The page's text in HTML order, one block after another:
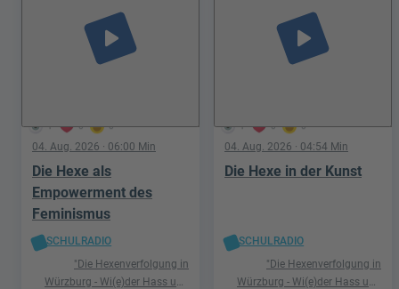
1 0 0
play_arrow
04. Aug. 2026 · 06:00 Min
Die Hexe als
Empowerment des
Feminismus
SCHULRADIO
"Die Hexenverfolgung in
Würzburg - Wi(e)der Hass und
1 0 0
play_arrow
04. Aug. 2026 · 04:54 Min
Die Hexe in der Kunst
SCHULRADIO
"Die Hexenverfolgung in
Würzburg - Wi(e)der Hass und